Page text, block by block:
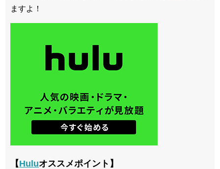
ますよ！
【Huluオススメポイント】